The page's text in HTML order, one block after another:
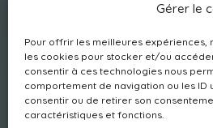
Gérer le
Pour offrir les meilleures expériences,
les cookies pour stocker et/ou
consentir à ces technologies nous
comportement de navigation ou les ID
consentir ou de retirer son
caractéristiques et fonctions.